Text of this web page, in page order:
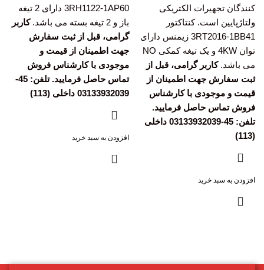
کنندگان تجهیرات الکتریکی
ولتاژپایین است. کنتاکتور
3RT2016-1BB41 زیمنس دارای
توان 4KW و یک تیغه کمکی NO
می باشد.کاربر گرامی، قبل از
ثبت سفارش جهت اطمینان از
قیمت و موجودی با کارشناس
فروش تماس حاصل فرمایید.
تلفن: 45-03133932039 داخلی
(113)
افزودن به سبد خرید
3RH1122-1AP60 دارای 2 تیغه
باز و 2 تیغه بسته می باشد.
کاربر
گرامی، قبل از ثبت سفارش
جهت اطمینان از قیمت و
موجودی با کارشناس فروش
تماس حاصل فرمایید. تلفن: 45-
03133932039 داخلی (113)
افزودن به سبد خرید